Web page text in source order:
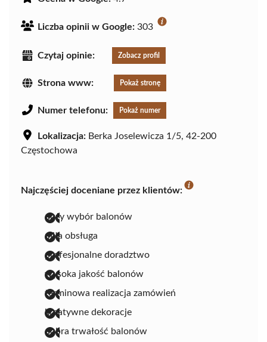
Liczba opinii w Google: 303
Czytaj opinie: Zobacz profil
Strona www: Pokaż stronę
Numer telefonu: Pokaż numer
Lokalizacja: Berka Joselewicza 1/5, 42-200
Częstochowa
Najczęściej doceniane przez klientów:
duży wybór balonów
miła obsługa
profesjonalne doradztwo
wysoka jakość balonów
terminowa realizacja zamówień
kreatywne dekoracje
dobra trwałość balonów